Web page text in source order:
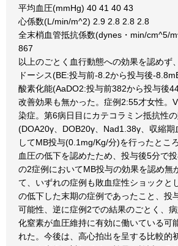
平均血圧(mmHg) 40 41 40 43
心係数(L/min/m^2) 2.9 2.8 2.8 2.8
全末梢血管抵抗係数(dynes・min/cm^5/
867
以上のごとく血行動態への効果を認めず
ドーシス(BE:投与前-8.2から投与後-
酸素化能(AaDO2:投与前382から投与後
改善効果も無かった。症例2:55才女性。
染症。第6病日目にカテコラミン抵抗性
(DOA20γ、DOB20γ、Nad1.38γ、収縮
してMB投与(0.1mg/Kg/分)を行ったとこ
血圧の低下を認めたため、投与後5分で
の2症例においてMB投与の効果を認め無
て、いずれの症例も敗血症性ショックと
の低下した末期の症例であったこと、投
可能性、逆に症例2での結果のごとく、
化窒素が血圧維持に有効に働いている可
れた。今後は、高心拍出を呈する比較的